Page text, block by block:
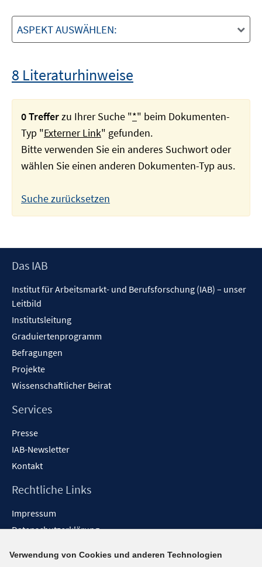
ASPEKT AUSWÄHLEN:
8 Literaturhinweise
0 Trefferzu Ihrer Suche "*" beim Dokumenten-
Typ "Externer Link" gefunden.
Bitte verwenden Sie ein anderes Suchwort oder
wählen Sie einen anderen Dokumenten-Typ aus.
Suche zurücksetzen
Footer
Das IAB
Institut für Arbeitsmarkt- und Berufsforschung (IAB) – unser
Leitbild
Institutsleitung
Graduiertenprogramm
Befragungen
Projekte
Wissenschaftlicher Beirat
Services
Presse
IAB-Newsletter
Kontakt
Rechtliche Links
Impressum
Datenschutzerklärung
Barrieren melden
Verwendung von Cookies und anderen Technologien